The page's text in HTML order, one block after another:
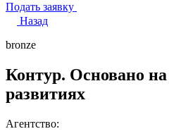
Подать заявку
Назад
bronze
Контур. Основано
развитиях
Агентство: